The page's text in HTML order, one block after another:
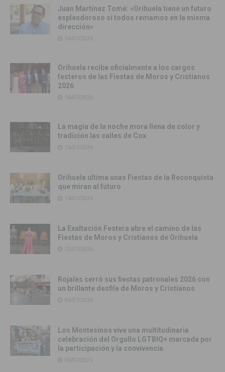
Juan Martínez Tomé: «Orihuela tiene un futuro
esplendoroso si todos remamos en la misma
dirección»
16/07/2026
Orihuela recibe oficialmente a los cargos
festeros de las Fiestas de Moros y Cristianos
2026
16/07/2026
La magia de la noche mora llena de color y
tradición las calles de Cox
16/07/2026
Orihuela ultima unas Fiestas de la Reconquista
que miran al futuro
14/07/2026
La Exaltación Festera abre el camino de las
Fiestas de Moros y Cristianos de Orihuela
12/07/2026
Rojales cerró sus fiestas patronales 2026 con
un brillante desfile de Moros y Cristianos
06/07/2026
Los Montesinos vive una multitudinaria
celebración del Orgullo LGTBIQ+ marcada por
la participación y la convivencia
06/07/2026